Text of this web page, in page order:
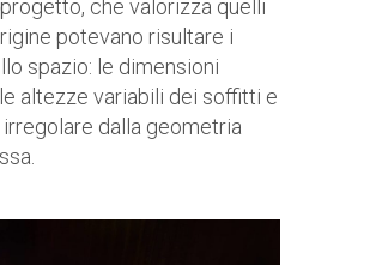
che valorizza quelli
potevano risultare i
spazio: le dimensioni
altezze variabili dei soffitti e
irregolare dalla geometria